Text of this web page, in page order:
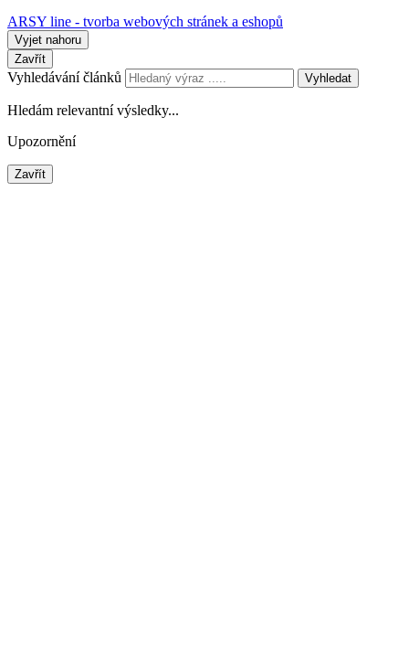
ARSY line - tvorba webových stránek a eshopů
Vyjet nahoru
Zavřít
Vyhledávání článků Vyhledat
Hledám relevantní výsledky...
Upozornění
Zavřít